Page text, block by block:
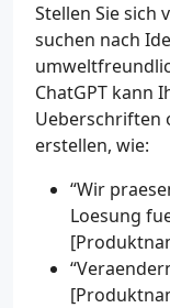
Stellen Sie sich
suchen nach
ChatGPT kann
Ueberschriften
erstellen, wie:
“Wir
Loesung